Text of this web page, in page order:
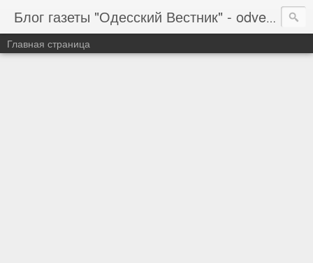
Блог газеты "Одесский Вестник" - odvestnik.com.ua, odvestnik.com
Главная страница